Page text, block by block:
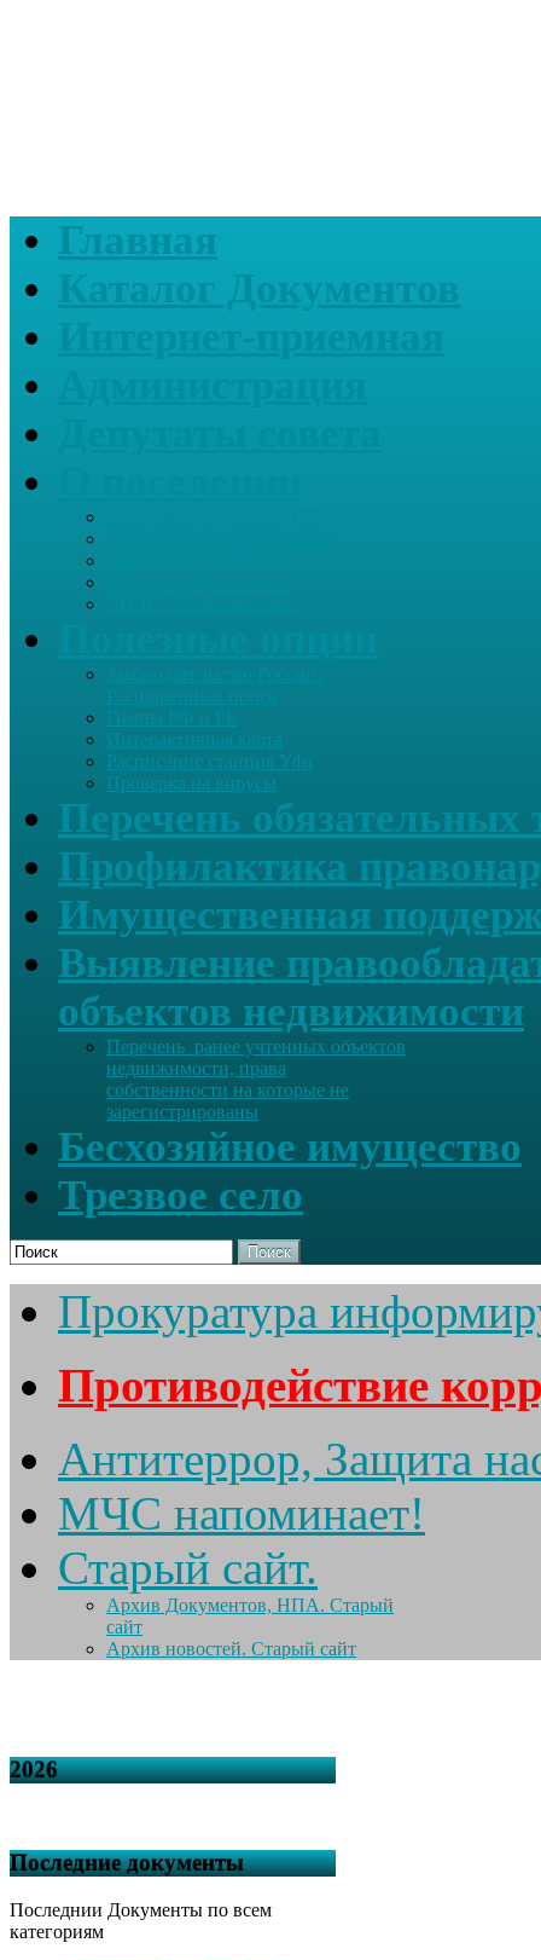
Главная
Каталог Документов
Интерактивная карта
Расписание станция Уфа
Проверка на вирусы
Перечень обязательных
Профилактика
Имущественная
Выявление
объектов недвижимости
Перечень ранее учтенных объектов
недвижимости, права
собственности на которые не
зарегистрированы
Бесхозяйное имущество
Трезвое село
Поиск
Прокуратура
Противодействие
Антитеррор, Защита
МЧС напоминает!
Старый сайт.
Архив Документов, НПА. Старый
сайт
Архив новостей. Старый сайт
2026
Последние документы
Последнии Документы по всем
категориям